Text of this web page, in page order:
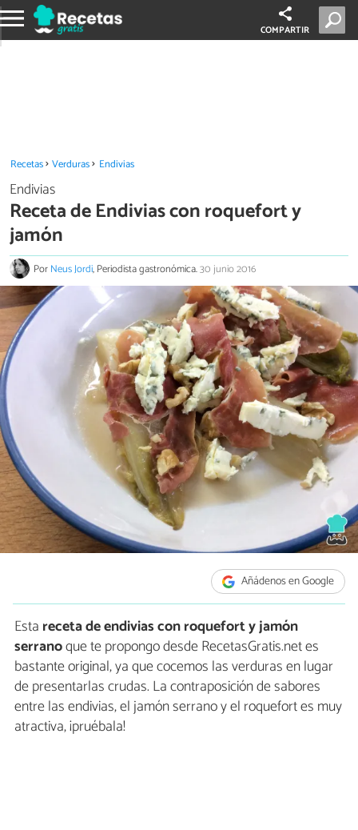
COMPARTIR
Recetas Verduras Endivias
Endivias
Receta de Endivias con roquefort y
jamón
PorNeus Jordi, Periodista gastronómica.30 junio 2016
Añádenos en Google
Esta receta de endivias con roquefort y jamón
serranoque te propongo desde RecetasGratis.net es
bastante original, ya que cocemos las verduras en lugar
de presentarlas crudas. La contraposición de sabores
entre las endivias, el jamón serrano y el roquefort es muy
atractiva, ¡pruébala!